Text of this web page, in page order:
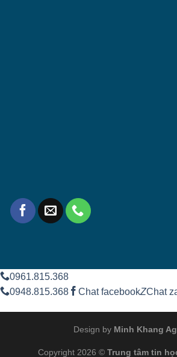
0961.815.368
0948.815.368
Chat facebookZChat
Design by Minh Khang
Copyright 2026 © Trung tâm tin